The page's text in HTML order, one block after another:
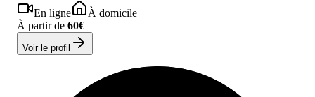
En ligne
À domicile
À partir de 60€
Voir le profil